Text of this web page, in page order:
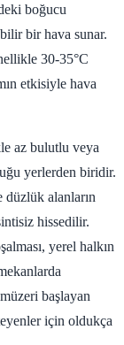
boğucu
bir hava sunar.
30-35°C
etkisiyle hava
az bulutlu veya
yerlerden biridir.
alanların
hissedilir.
yerel halkın
başlayan
için oldukça